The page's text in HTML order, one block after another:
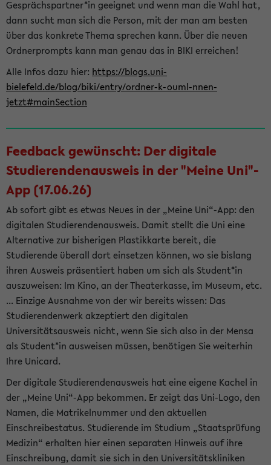
Gesprächspartner*in geeignet und wenn man die Wahl hat,
dann sucht man sich die Person, mit der man am besten
über das konkrete Thema sprechen kann. Über die neuen
Ordnerprompts kann man genau das in BIKI erreichen!
Alle Infos dazu hier: https://blogs.uni-
bielefeld.de/blog/biki/entry/ordner-k-ouml-nnen-
jetzt#mainSection
Feedback gewünscht: Der digitale
Studierendenausweis in der "Meine Uni"-
App (17.06.26)
Ab sofort gibt es etwas Neues in der „Meine Uni“-App: den
digitalen Studierendenausweis. Damit stellt die Uni eine
Alternative zur bisherigen Plastikkarte bereit, die
Studierende überall dort einsetzen können, wo sie bislang
ihren Ausweis präsentiert haben um sich als Student*in
auszuweisen: Im Kino, an der Theaterkasse, im Museum, etc.
... Einzige Ausnahme von der wir bereits wissen: Das
Studierendenwerk akzeptiert den digitalen
Universitätsausweis nicht, wenn Sie sich also in der Mensa
als Student*in ausweisen müssen, benötigen Sie weiterhin
Ihre Unicard.
Der digitale Studierendenausweis hat eine eigene Kachel in
der „Meine Uni“-App bekommen. Er zeigt das Uni-Logo, den
Namen, die Matrikelnummer und den aktuellen
Einschreibestatus. Studierende im Studium „Staatsprüfung
Medizin“ erhalten hier einen separaten Hinweis auf ihre
Einschreibung, damit sie sich in den Universitätskliniken